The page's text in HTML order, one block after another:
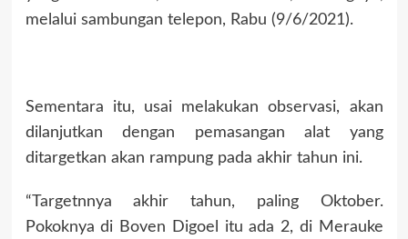
melalui sambungan telepon, Rabu (9/6/2021).
Sementara itu, usai melakukan observasi, akan
dilanjutkan dengan pemasangan alat yang
ditargetkan akan rampung pada akhir tahun ini.
“Targetnnya akhir tahun, paling Oktober.
Pokoknya di Boven Digoel itu ada 2, di Merauke